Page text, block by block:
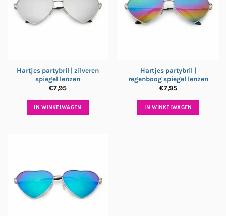
Hartjes partybril | zilveren
spiegel lenzen
€7,95
IN WINKELWAGEN
Hartjes partybril |
regenboog spiegel lenzen
€7,95
IN WINKELWAGEN